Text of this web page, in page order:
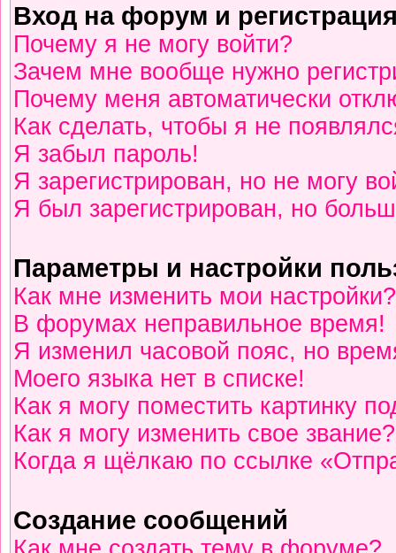
Вход на форум и
Почему я не могу войти?
Зачем мне вообще нужно
Почему меня автоматически
Как сделать, чтобы я не
Я забыл пароль!
Я зарегистрирован, но не могу
Я был зарегистрирован, но
Параметры и настройки
Как мне изменить мои настройки?
В форумах неправильное время!
Я изменил часовой пояс, но
Моего языка нет в списке!
Как я могу поместить картинку
Как я могу изменить свое звание?
Когда я щёлкаю по ссылке
Создание сообщений